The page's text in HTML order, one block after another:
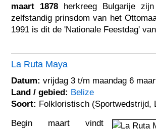
maart 1878 herkreeg Bulgarije
zelfstandig prinsdom van het
1991 is dit de 'Nationale Feestdag'
La Ruta Maya
Datum: vrijdag 3 t/m maandag 6
Land / gebied: Belize
Soort: Folkloristisch (Sportwedstrijd,
Begin maart vindt